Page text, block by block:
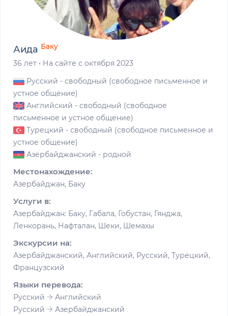
Аида Баку
36 лет · На сайте с октября 2023
Русский - свободный (свободное письменное и
устное общение)
Английский - свободный (свободное
письменное и устное общение)
Турецкий - свободный (свободное письменное и
устное общение)
Азербайджанский - родной
Местонахождение:
Азербайджан, Баку
Услуги в:
Азербайджан: Баку, Габала, Гобустан, Гянджа,
Ленкорань, Нафталан, Шеки, Шемахы
Экскурсии на:
Азербайджанский, Английский, Русский, Турецкий,
Французский
Языки перевода:
Русский
Английский
Русский
Азербайджанский